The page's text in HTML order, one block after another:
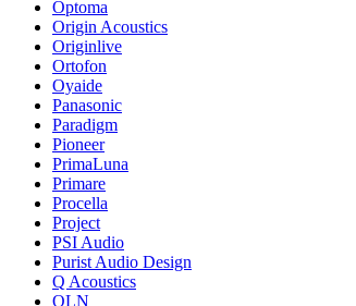
Optoma
Origin Acoustics
Originlive
Ortofon
Oyaide
Panasonic
Paradigm
Pioneer
PrimaLuna
Primare
Procella
Project
PSI Audio
Purist Audio Design
Q Acoustics
QLN